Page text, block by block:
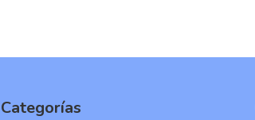
Categorías